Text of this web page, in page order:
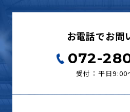
お電話でお問
072-
受付：平日9:00